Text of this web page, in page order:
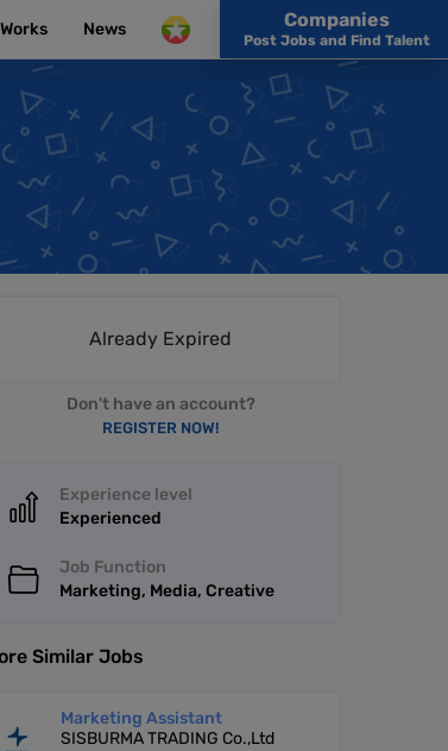
News Companies
Post Jobs and Find Talent
Already Expired
Don't have an account?
REGISTER NOW!
Experience level
Experienced
Job Function
Marketing, Media, Creative
Similar Jobs
Marketing Assistant
SISBURMA TRADING Co.,Ltd